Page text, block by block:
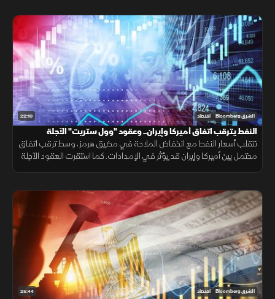
22:10 الشرق Bloomberg اقتصاد
النفط يترقب اتفاق أميركا وإيران.. وعقود "وول ستريت" الآجلة
مستقرة
تتقلب أسعار النفط مع انخفاض الملاحة في مضيق هرمز، وسط ترقب اتفاق
محتمل بين أميركا وإيران قد يؤثر في الإمدادات. كما استقرت العقود الآجلة
25:44 الشرق Bloomberg اقتصاد